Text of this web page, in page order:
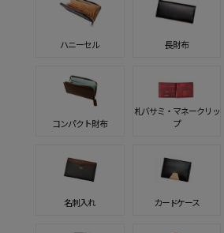
ハニーセル 長財布
コンパクト財布
札バサミ・マネークリッ
プ
名刺入れ カードケース